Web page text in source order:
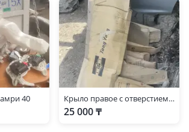
40 Крыло правое с отверстием под повторитель
25 000 ₸